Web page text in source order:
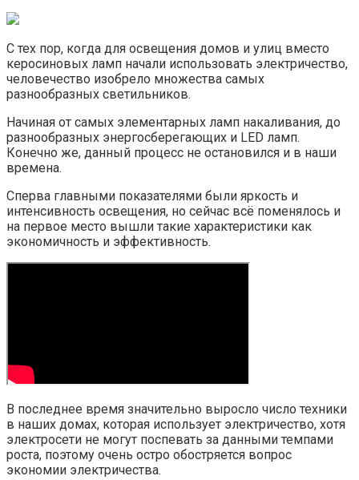
С тех пор, когда для освещения домов и улиц вместо
керосиновых ламп начали использовать электричество,
человечество изобрело множества самых
разнообразных светильников.
Начиная от самых элементарных ламп накаливания, до
разнообразных энергосберегающих и LED ламп.
Конечно же, данный процесс не остановился и в наши
времена.
Сперва главными показателями были яркость и
интенсивность освещения, но сейчас всё поменялось и
на первое место вышли такие характеристики как
экономичность и эффективность.
В последнее время значительно выросло число техники
в наших домах, которая использует электричество, хотя
электросети не могут поспевать за данными темпами
роста, поэтому очень остро обостряется вопрос
экономии электричества.